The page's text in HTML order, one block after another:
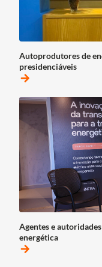
Autoprodutores de
presidenciáveis
arrow_forward
Agentes e
energética
arrow_forward